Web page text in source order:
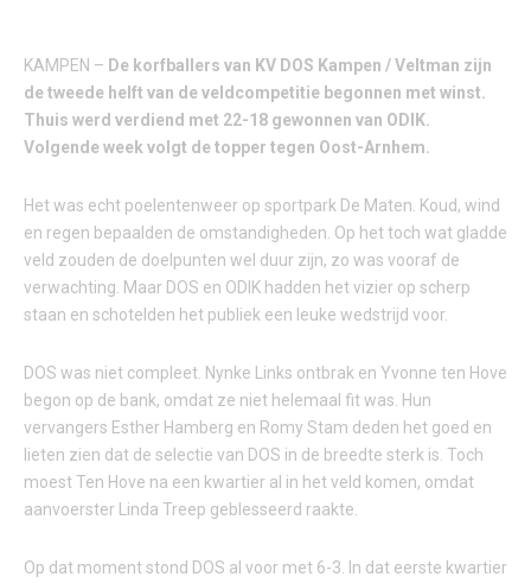
KAMPEN – De korfballers van KV DOS Kampen / Veltman zijn
de tweede helft van de veldcompetitie begonnen met winst.
Thuis werd verdiend met 22-18 gewonnen van ODIK.
Volgende week volgt de topper tegen Oost-Arnhem.
Het was echt poelentenweer op sportpark De Maten. Koud, wind
en regen bepaalden de omstandigheden. Op het toch wat gladde
veld zouden de doelpunten wel duur zijn, zo was vooraf de
verwachting. Maar DOS en ODIK hadden het vizier op scherp
staan en schotelden het publiek een leuke wedstrijd voor.
DOS was niet compleet. Nynke Links ontbrak en Yvonne ten Hove
begon op de bank, omdat ze niet helemaal fit was. Hun
vervangers Esther Hamberg en Romy Stam deden het goed en
lieten zien dat de selectie van DOS in de breedte sterk is. Toch
moest Ten Hove na een kwartier al in het veld komen, omdat
aanvoerster Linda Treep geblesseerd raakte.
Op dat moment stond DOS al voor met 6-3. In dat eerste kwartier